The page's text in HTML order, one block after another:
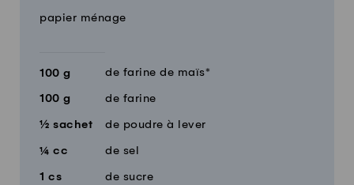
papier ménage
100 g de farine de maïs*
100 g de farine
½ sachet de poudre à lever
¼ cc de sel
1 cs de sucre